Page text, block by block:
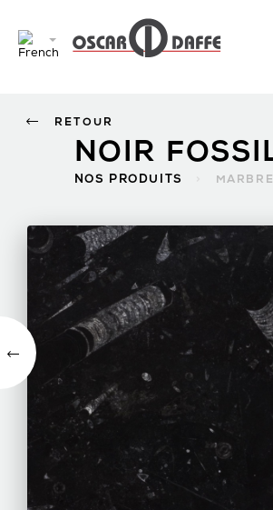
NOIR
NOS PRODUITS MARBRE
RETOUR